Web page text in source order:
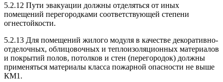
5.2.12 Пути эвакуации должны отделяться от иных
помещений перегородками соответствующей степени
огнестойкости.
5.2.13 Для помещений жилого модуля в качестве декоративно-
отделочных, облицовочных и теплоизоляционных материалов
и покрытий полов, потолков и стен (перегородок) должны
применяться материалы класса пожарной опасности не выше
КМ1.